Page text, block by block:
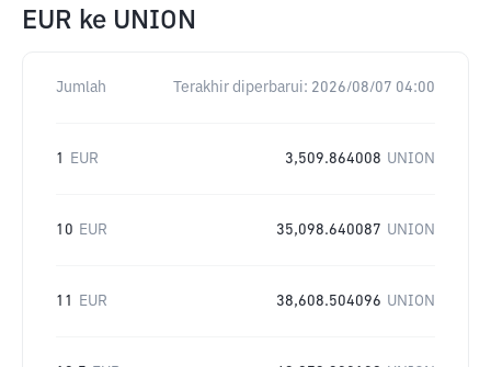
EUR ke UNION
Jumlah Terakhir diperbarui: 2026/08/07 04:00
1 EUR 3,509.864008 UNION
10 EUR 35,098.640087 UNION
11 EUR 38,608.504096 UNION